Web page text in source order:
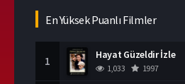
En Yüksek Puanlı Filmler
1 Hayat Güzeldir İzle
1,033 1997